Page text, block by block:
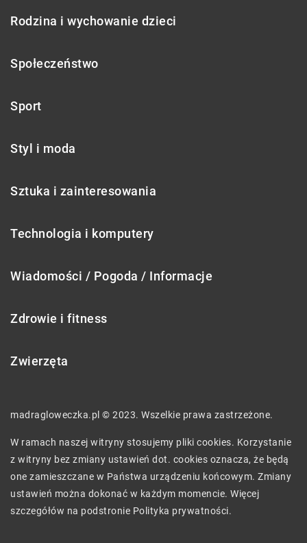
Rodzina i wychowanie dzieci
Społeczeństwo
Sport
Styl i moda
Sztuka i zainteresowania
Technologia i komputery
Wiadomości / Pogoda / Informacje
Zdrowie i fitness
Zwierzęta
madragloweczka.pl © 2023. Wszelkie prawa zastrzeżone.
W ramach naszej witryny stosujemy pliki cookies. Korzystanie
z witryny bez zmiany ustawień dot. cookies oznacza, że będą
one zamieszczane w Państwa urządzeniu końcowym. Zmiany
ustawień można dokonać w każdym momencie. Więcej
szczegółów na podstronie Polityka prywatności.